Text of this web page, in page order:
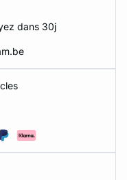
dans 30j